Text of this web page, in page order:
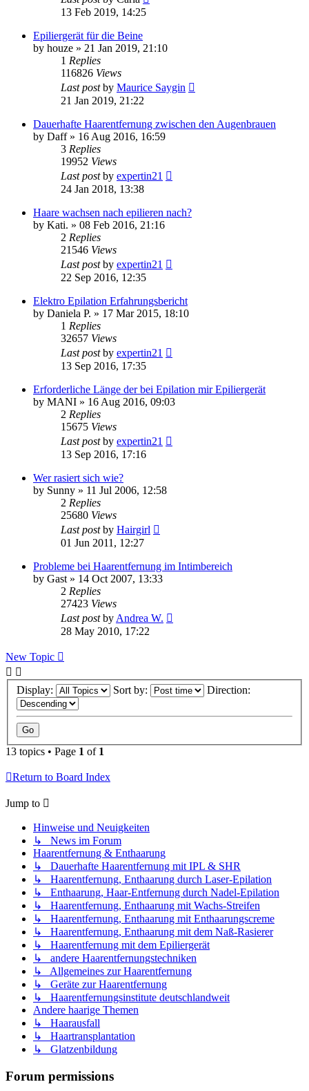
13 Feb 2019, 14:25
Epiliergerät für die Beine
by houze » 21 Jan 2019, 21:10
1 Replies
116826 Views
Last postby Maurice Saygin
21 Jan 2019, 21:22
Dauerhafte Haarentfernung zwischen den Augenbrauen
by Daff» 16 Aug 2016, 16:59
3 Replies
19952 Views
Last postby expertin21
24 Jan 2018, 13:38
Haare wachsen nach epilieren nach?
by Kati. » 08 Feb 2016, 21:16
2 Replies
21546 Views
Last postby expertin21
22 Sep 2016, 12:35
Elektro Epilation Erfahrungsbericht
by Daniela P. » 17 Mar 2015, 18:10
1 Replies
32657 Views
Last postby expertin21
13 Sep 2016, 17:35
Erforderliche Länge der bei Epilation mir Epiliergerät
by MANI » 16 Aug 2016, 09:03
2 Replies
15675 Views
Last postby expertin21
13 Sep 2016, 17:16
Wer rasiert sich wie?
by Sunny » 11 Jul 2006, 12:58
2 Replies
25680 Views
Last postby Hairgirl
01 Jun 2011, 12:27
Probleme bei Haarentfernung im Intimbereich
by Gast » 14 Oct 2007, 13:33
2 Replies
27423 Views
Last postby Andrea W.
28 May 2010, 17:22
New Topic
Display: Sort by: Direction:
13 topics • Page 1 of 1
Return to Board Index
Jump to
Hinweise und Neuigkeiten
↳ News im Forum
Haarentfernung & Enthaarung
↳ Dauerhafte Haarentfernung mit IPL & SHR
↳ Haarentfernung, Enthaarung durch Laser-Epilation
↳ Enthaarung, Haar-Entfernung durch Nadel-Epilation
↳ Haarentfernung, Enthaarung mit Wachs-Streifen
↳ Haarentfernung, Enthaarung mit Enthaarungscreme
↳ Haarentfernung, Enthaarung mit dem Naß-Rasierer
↳ Haarentfernung mit dem Epiliergerät
↳ andere Haarentfernungstechniken
↳ Allgemeines zur Haarentfernung
↳ Geräte zur Haarentfernung
↳ Haarentfernungsinstitute deutschlandweit
Andere haarige Themen
↳ Haarausfall
↳ Haartransplantation
↳ Glatzenbildung
Forum permissions